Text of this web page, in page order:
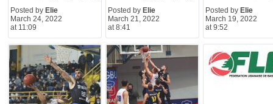
Posted by Elie
March 24, 2022
at 11:09
Posted by Elie
March 21, 2022
at 8:41
Posted by Elie
March 19, 2022
at 9:52